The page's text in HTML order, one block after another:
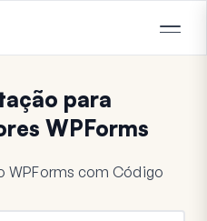
para
WPForms
WPForms com Código